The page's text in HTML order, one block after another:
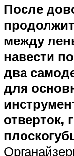
После
между
навести
два
для
отверток,